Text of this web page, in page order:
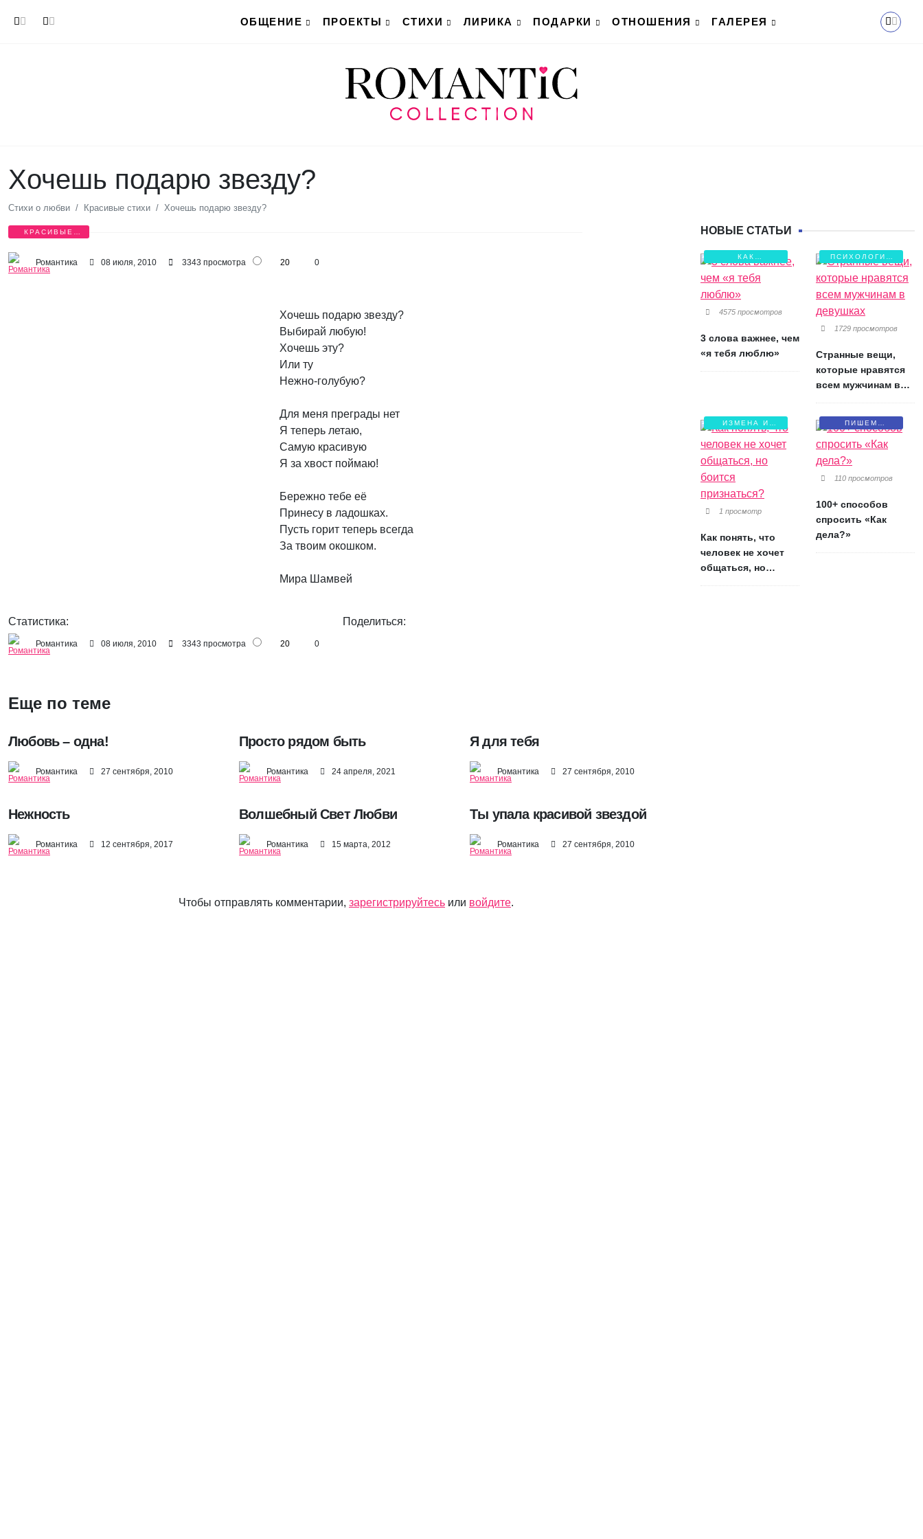
ОБЩЕНИЕ
ПРОЕКТЫ СТИХИ ЛИРИКА ПОДАРКИ ОТНОШЕНИЯ ГАЛЕРЕЯ
Хочешь подарю звезду?
Стихи о любви Красивые стихи Хочешь подарю звезду?
КРАСИВЫЕ
Романтика 08 июля, 2010 3343 просмотра 20 0
Хочешь подарю звезду?
Выбирай любую!
Хочешь эту?
Или ту
Нежно-голубую?
Для меня преграды нет
Я теперь летаю,
Самую красивую
Я за хвост поймаю!
Бережно тебе её
Принесу в ладошках.
Пусть горит теперь всегда
За твоим окошком.
Мира Шамвей
Статистика:
Романтика 08 июля, 2010 3343 просмотра 20 0
Поделиться:
Еще по теме
Любовь – одна!
Романтика 27 сентября, 2010
Просто рядом быть
Романтика 24 апреля, 2021
Я для тебя
Романтика 27 сентября, 2010
Нежность
Романтика 12 сентября, 2017
Волшебный Свет Любви
Романтика 15 марта, 2012
Ты упала красивой звездой
Романтика 27 сентября, 2010
Чтобы отправлять комментарии, зарегистрируйтесь или войдите.
НОВЫЕ СТАТЬИ
КАК
СОХРАНИТЬ
ЛЮБОВЬ?
4575 просмотров
3 слова важнее, чем
«я тебя люблю»
ПСИХОЛОГИЯ
ЛЮБВИ
1729 просмотров
Странные вещи,
которые нравятся
всем мужчинам в
ИЗМЕНА И
БОЛЬ
1 просмотр
Как понять, что
человек не хочет
общаться, но
ПИШЕМ
ПИСЬМА
110 просмотров
100+ способов
спросить «Как
дела?»